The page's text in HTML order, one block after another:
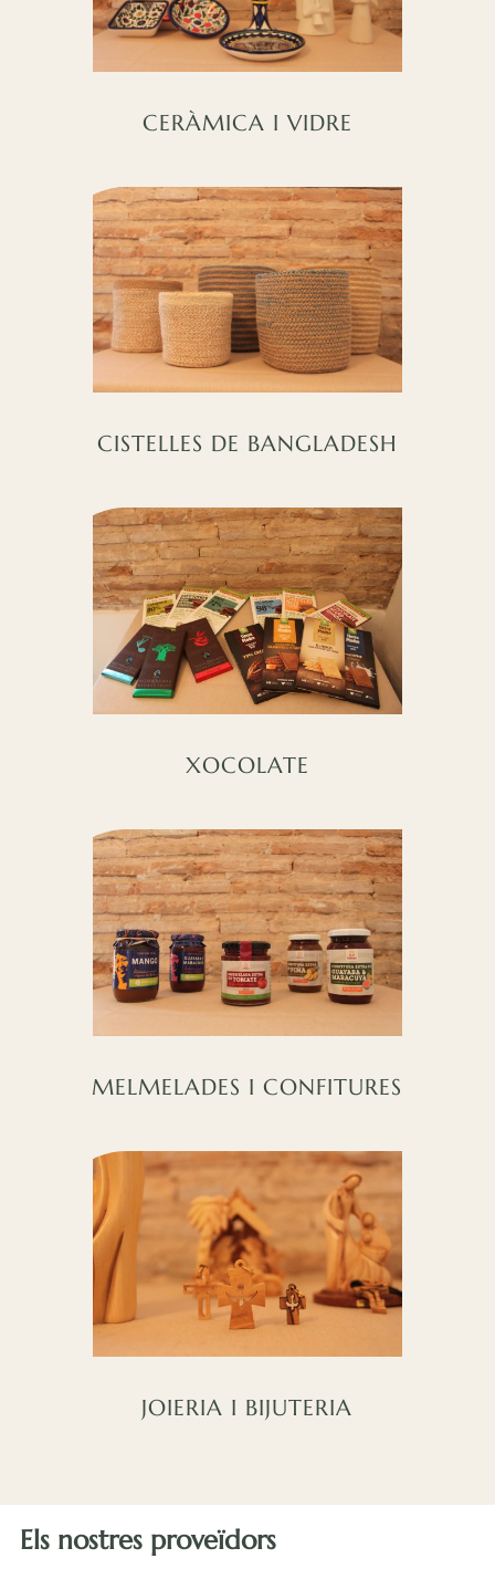
CERÀMICA I VIDRE
CISTELLES DE BANGLADESH
XOCOLATE
MELMELADES I CONFITURES
JOIERIA I BIJUTERIA
Els nostres proveïdors